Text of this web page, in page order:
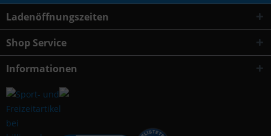
Ladenöffnungszeiten
Shop Service
Informationen